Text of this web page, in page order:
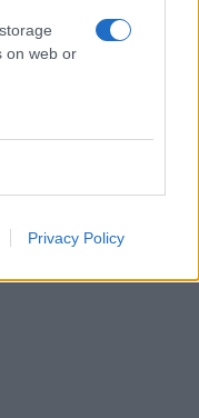
on web or
Privacy Policy